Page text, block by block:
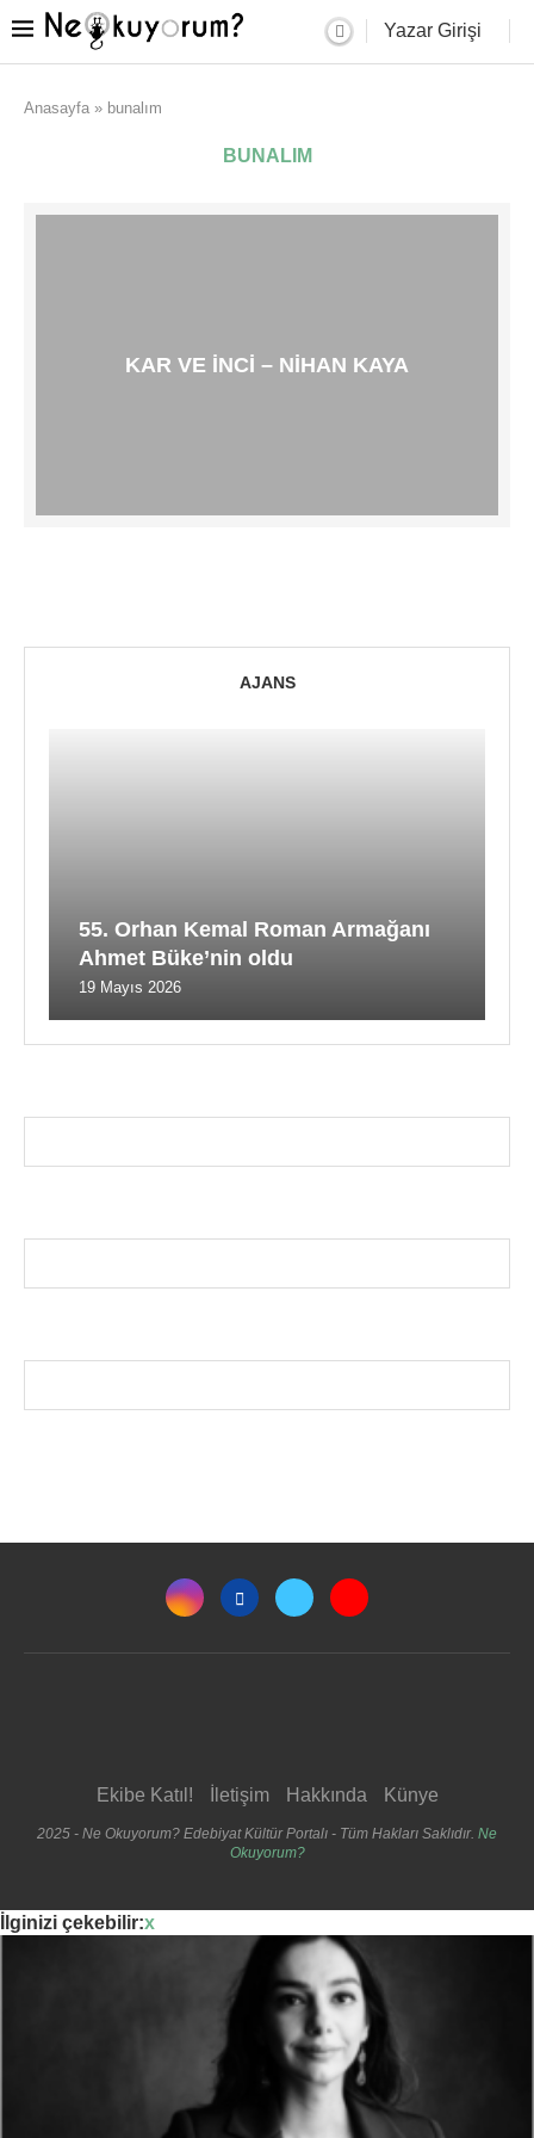
Yazar Girişi
Anasayfa » bunalım
BUNALIM
KAR VE İNCI – NIHAN KAYA
AJANS
55. Orhan Kemal Roman Armağanı
Ahmet Büke’nin oldu
19 Mayıs 2026
Ekibe Katıl! İletişim Hakkında Künye
2025 - Ne Okuyorum? Edebiyat Kültür Portalı - Tüm Hakları Saklıdır. Ne
Okuyorum?
İlginizi çekebilir:x